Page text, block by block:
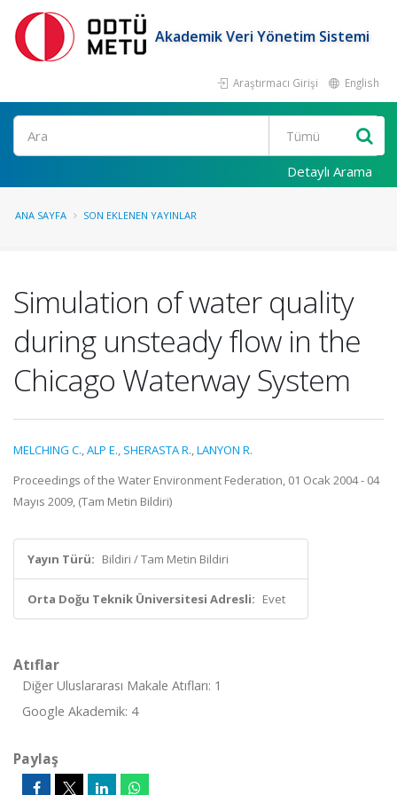
Akademik Veri Yönetim Sistemi
Araştırmacı Girişi English
Ara
Detaylı Arama
ANA SAYFA SON EKLENEN YAYINLAR
Simulation of water quality
during unsteady flow in the
Chicago Waterway System
MELCHING C.,ALP E., SHERASTA R.,LANYON R.
Proceedings of the Water Environment Federation, 01 Ocak 2004 - 04
Mayıs 2009, (Tam Metin Bildiri)
Yayın Türü: Bildiri / Tam Metin Bildiri
Orta Doğu Teknik Üniversitesi Adresli: Evet
Atıflar
Diğer Uluslararası Makale Atıfları: 1
Google Akademik: 4
Paylaş